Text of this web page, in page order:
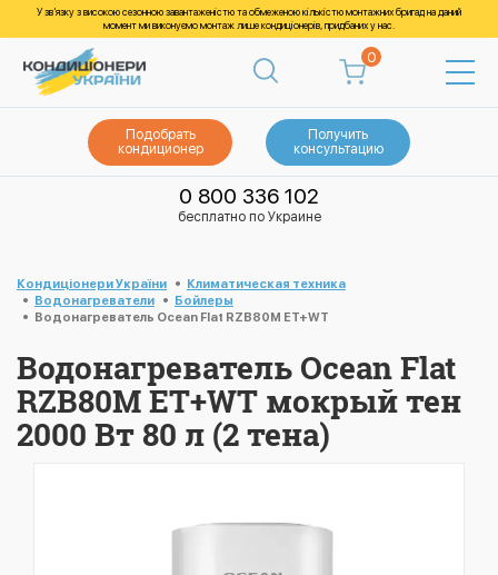
У зв’язку з високою сезонною завантаженістю та обмеженою кількістю монтажних бригад на даний
момент ми виконуємо монтаж лише кондиціонерів, придбаних у нас.
0
Подобрать
кондиционер
Получить
консультацию
0 800 336 102
бесплатно по Украине
Кондиціонери України
Климатическая техника
Водонагреватели
Бойлеры
Водонагреватель Ocean Flat RZB80M ET+WT
Водонагреватель Ocean Flat
RZB80M ET+WT мокрый тен
2000 Вт 80 л (2 тена)